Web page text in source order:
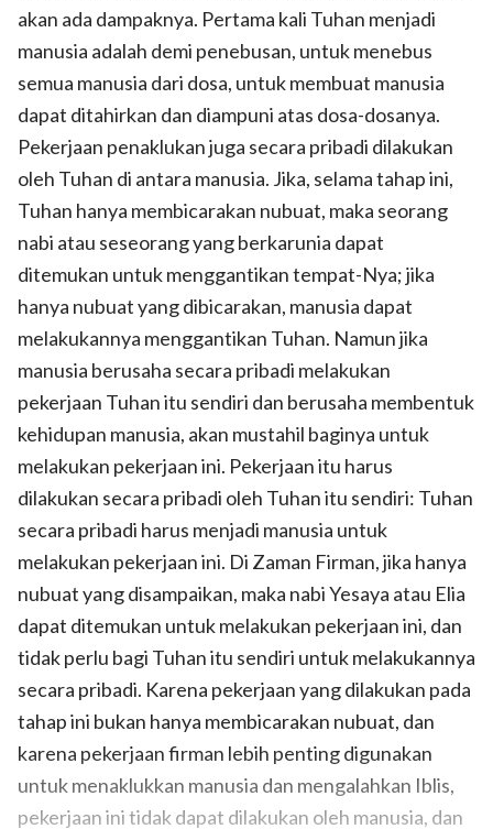
akan ada dampaknya. Pertama kali Tuhan menjadi
manusia adalah demi penebusan, untuk menebus
semua manusia dari dosa, untuk membuat manusia
dapat ditahirkan dan diampuni atas dosa-dosanya.
Pekerjaan penaklukan juga secara pribadi dilakukan
oleh Tuhan di antara manusia. Jika, selama tahap ini,
Tuhan hanya membicarakan nubuat, maka seorang
nabi atau seseorang yang berkarunia dapat
ditemukan untuk menggantikan tempat-Nya; jika
hanya nubuat yang dibicarakan, manusia dapat
melakukannya menggantikan Tuhan. Namun jika
manusia berusaha secara pribadi melakukan
pekerjaan Tuhan itu sendiri dan berusaha membentuk
kehidupan manusia, akan mustahil baginya untuk
melakukan pekerjaan ini. Pekerjaan itu harus
dilakukan secara pribadi oleh Tuhan itu sendiri: Tuhan
secara pribadi harus menjadi manusia untuk
melakukan pekerjaan ini. Di Zaman Firman, jika hanya
nubuat yang disampaikan, maka nabi Yesaya atau Elia
dapat ditemukan untuk melakukan pekerjaan ini, dan
tidak perlu bagi Tuhan itu sendiri untuk melakukannya
secara pribadi. Karena pekerjaan yang dilakukan pada
tahap ini bukan hanya membicarakan nubuat, dan
karena pekerjaan firman lebih penting digunakan
untuk menaklukkan manusia dan mengalahkan Iblis,
pekerjaan ini tidak dapat dilakukan oleh manusia, dan